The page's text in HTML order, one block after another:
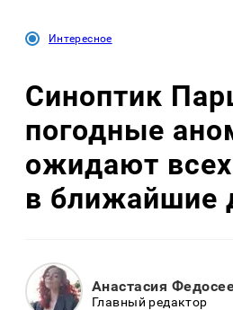
Интересное
Синоптик
погодные
ожидают
в ближайшие
Анастасия
Главный редактор